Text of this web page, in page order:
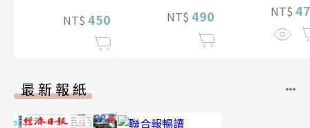
NT$ 450 NT$ 490 NT$
最新報紙